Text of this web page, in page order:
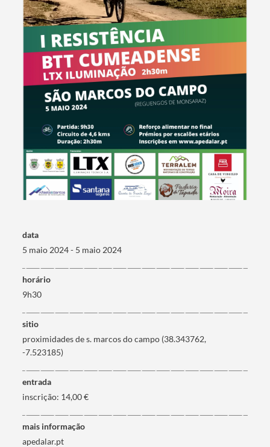
Categorias gerais
data
5 maio 2024 - 5 maio 2024
horário
9h30
sitio
proximidades de s. marcos do campo (38.343762,
-7.523185)
entrada
inscrição: 14,00 €
mais informação
apedalar.pt